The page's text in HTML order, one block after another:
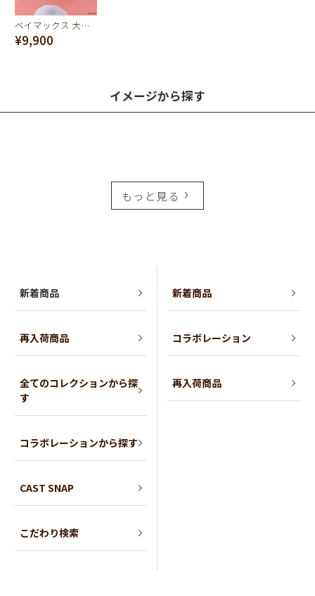
ベイマックス 大福 バッグチャーム【ディズニー アクセサリー】
¥9,900
イメージから探す
もっと見る
新着商品
再入荷商品
全てのコレクションから探
す
コラボレーションから探す
CAST SNAP
こだわり検索
新着商品
コラボレーション
再入荷商品